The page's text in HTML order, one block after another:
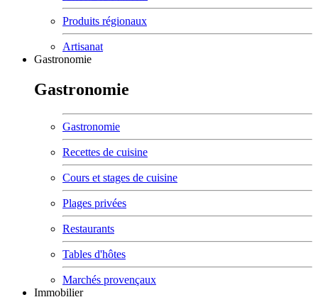
Produits régionaux
Artisanat
Gastronomie
Gastronomie
Gastronomie
Recettes de cuisine
Cours et stages de cuisine
Plages privées
Restaurants
Tables d'hôtes
Marchés provençaux
Immobilier